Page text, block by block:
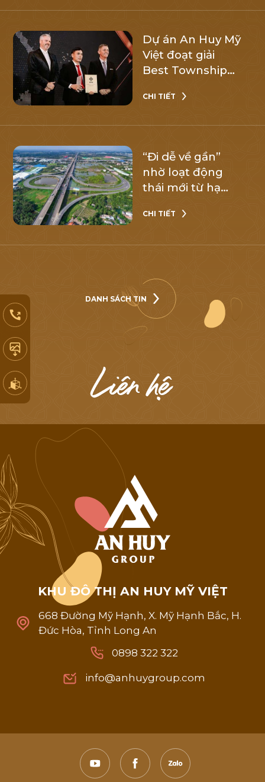
Dự án An Huy Mỹ
Việt đoạt giải
Best Township
Landscape
CHI TIẾT
“Đi dễ về gần”
nhờ loạt động
thái mới từ hạ
trọng điểm, bất
Tây liệu “đảo
năm nay?
CHI TIẾT
DANH SÁCH TIN
DANH SÁCH TIN
Liênhệ
KHU ĐÔ THỊ AN HUY MỸ VIỆT
668 Đường Mỹ Hạnh, X. Mỹ Hạnh Bắc, H.
Đức Hòa, Tỉnh Long An
0898 322 322
0898 322 322
info@anhuygroup.com